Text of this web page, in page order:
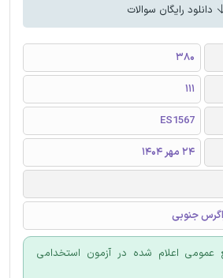
دانلود رایگان سوالات
380
111
ES1567
24 مهر 1404
جنوبی
عمومی اعلام شده در آزمون استخدامی